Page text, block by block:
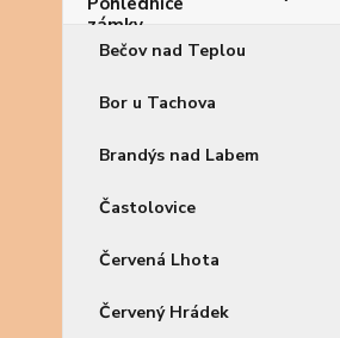
Bečov nad Teplou
Bor u Tachova
Brandýs nad Labem
Častolovice
Červená Lhota
Červený Hrádek